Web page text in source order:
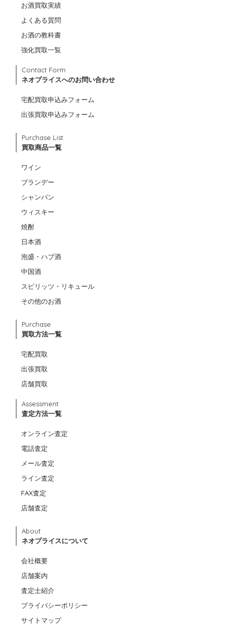
お酒買取実績
よくある質問
お酒の教科書
強化買取一覧
Contact Form
ネオプライスへのお問い合わせ
宅配買取申込みフォーム
出張買取申込みフォーム
Purchase List
買取商品一覧
ワイン
ブランデー
シャンパン
ウィスキー
焼酎
日本酒
泡盛・ハブ酒
中国酒
スピリッツ・リキュール
その他のお酒
Purchase
買取方法一覧
宅配買取
出張買取
店舗買取
Assessment
査定方法一覧
オンライン査定
電話査定
メール査定
ライン査定
FAX査定
店舗査定
About
ネオプライスについて
会社概要
店舗案内
査定士紹介
プライバシーポリシー
サイトマップ